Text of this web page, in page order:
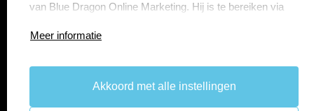
van Blue Dragon Online Marketing. Hij is te bereiken via
Blue Dragon B.V. (Blue Dragon Holding B.V.) verwerkt uw
persoonsgegevens doordat u gebruik maakt van onze
Meer informatie
Akkoord met alle instellingen